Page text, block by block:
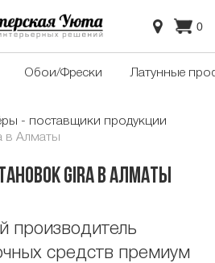
0
Обои/Фрески Латунные
- поставщики продукции
в Алматы
Gira в Алматы
производитель
средств премиум